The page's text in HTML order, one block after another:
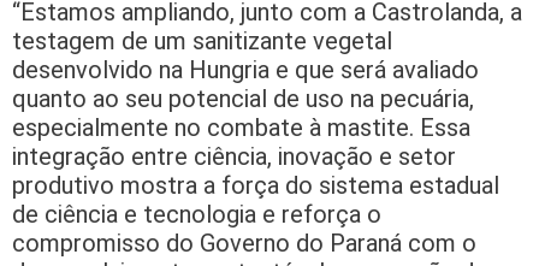
“Estamos ampliando, junto com a Castrolanda, a
testagem de um sanitizante vegetal
desenvolvido na Hungria e que será avaliado
quanto ao seu potencial de uso na pecuária,
especialmente no combate à mastite. Essa
integração entre ciência, inovação e setor
produtivo mostra a força do sistema estadual
de ciência e tecnologia e reforça o
compromisso do Governo do Paraná com o